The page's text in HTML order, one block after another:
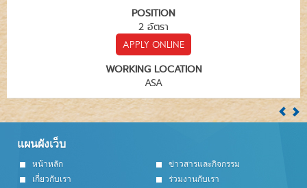
POSITION
2 อัตรา
APPLY ONLINE
WORKING LOCATION
ASA
แผนผังเว็บ
หน้าหลัก
ข่าวสารและกิจกรรม
เกี่ยวกับเรา
ร่วมงานกับเรา